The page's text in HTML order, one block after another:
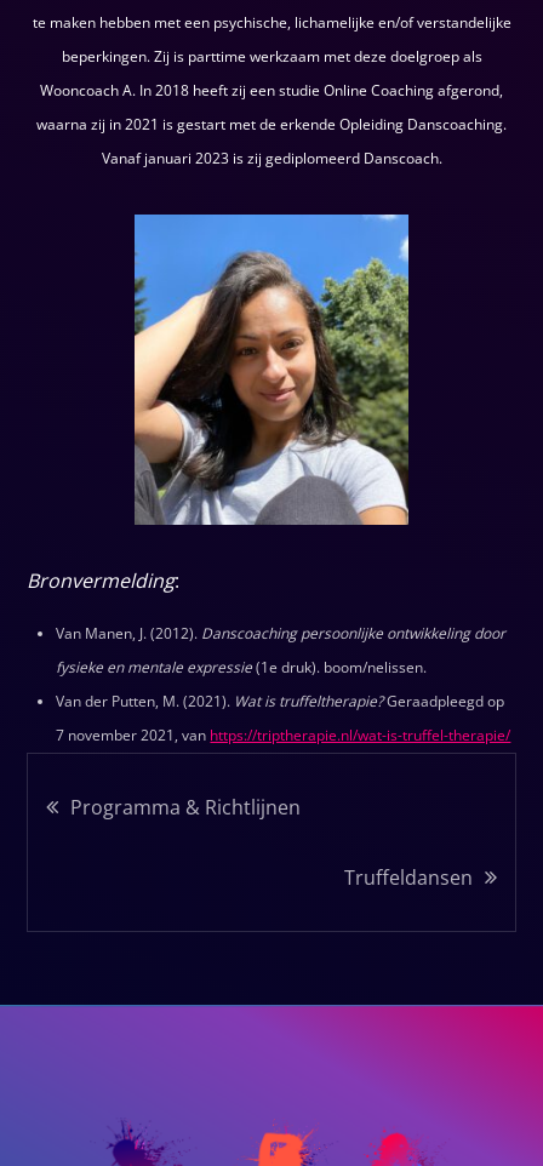
te maken hebben met een psychische, lichamelijke en/of verstandelijke
beperkingen. Zij is parttime werkzaam met deze doelgroep als
Wooncoach A. In 2018 heeft zij een studie Online Coaching afgerond,
waarna zij in 2021 is gestart met de erkende Opleiding Danscoaching.
Vanaf januari 2023 is zij gediplomeerd Danscoach.
Bronvermelding:
Van Manen, J. (2012). Danscoaching persoonlijke ontwikkeling door
fysieke en mentale expressie(1e druk). boom/nelissen.
Van der Putten, M. (2021). Wat is truffeltherapie?Geraadpleegd op
7 november 2021, van https://triptherapie.nl/wat-is-truffel-therapie/
Bericht
Programma & Richtlijnen
Truffeldansen